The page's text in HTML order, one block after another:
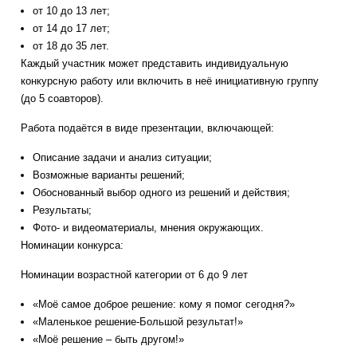
от 10 до 13 лет;
от 14 до 17 лет;
от 18 до 35 лет.
Каждый участник может представить индивидуальную
конкурсную работу или включить в неё инициативную группу
(до 5 соавторов).
Работа подаётся в виде презентации, включающей:
Описание задачи и анализ ситуации;
Возможные варианты решений;
Обоснованный выбор одного из решений и действия;
Результаты;
Фото- и видеоматериалы, мнения окружающих.
Номинации конкурса:
Номинации возрастной категории от 6 до 9 лет
«Моё самое доброе решение: кому я помог сегодня?»
«Маленькое решение-Большой результат!»
«Моё решение – быть другом!»